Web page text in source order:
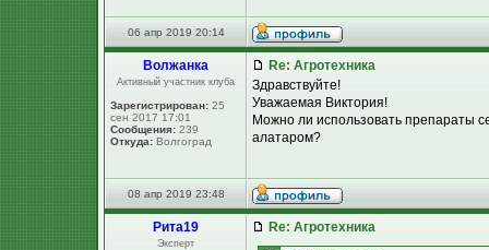
06 апр 2019 20:14
Волжанка
Активный участник клуба
Зарегистрирован: 25
сен 2017 17:01
Сообщения: 239
Откуда: Волгоград
Re: Агротехника
Здравствуйте!
Уважаемая Виктория!
Можно ли использовать препараты
алатаром?
08 апр 2019 23:48
Рита19
Эксперт
Re: Агротехника